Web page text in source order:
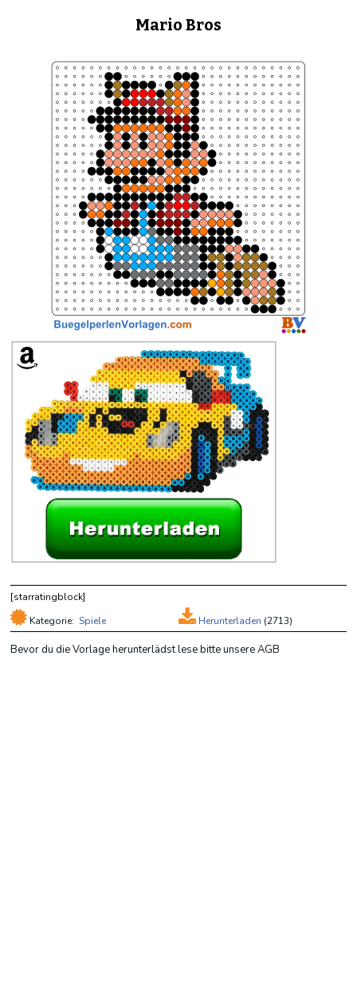
Mario Bros
[starratingblock]
Herunterladen (2713)
Kategorie: Spiele
Bevor du die Vorlage herunterlädst lese bitte unsere AGB